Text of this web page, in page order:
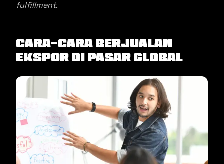
fulfillment.
Cara-Cara Berjualan
Ekspor di Pasar Global